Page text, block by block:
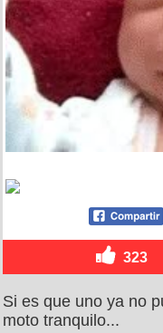
323
Si es que uno ya no
moto tranquilo...